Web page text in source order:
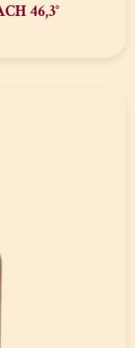
46,3°